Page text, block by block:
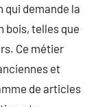
qui demande la
bois, telles que
Ce métier
et
de articles